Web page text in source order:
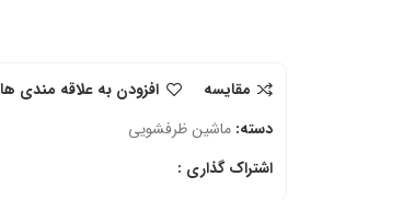
مقایسه
افزودن به علاقه مندی ها
دسته: ماشین ظرفشویی
اشتراک گذاری :